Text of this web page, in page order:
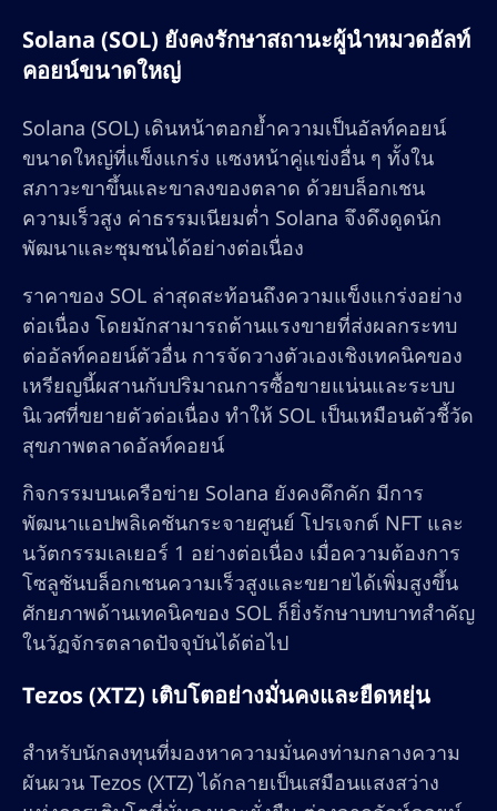
Solana (SOL) ยังคงรักษาสถานะผู้นำหมวดอัลท์
คอยน์ขนาดใหญ่
Solana (SOL) เดินหน้าตอกย้ำความเป็นอัลท์คอยน์
ขนาดใหญ่ที่แข็งแกร่ง แซงหน้าคู่แข่งอื่น ๆ ทั้งใน
สภาวะขาขึ้นและขาลงของตลาด ด้วยบล็อกเชน
ความเร็วสูง ค่าธรรมเนียมต่ำ Solana จึงดึงดูดนัก
พัฒนาและชุมชนได้อย่างต่อเนื่อง
ราคาของ SOL ล่าสุดสะท้อนถึงความแข็งแกร่งอย่าง
ต่อเนื่อง โดยมักสามารถต้านแรงขายที่ส่งผลกระทบ
ต่ออัลท์คอยน์ตัวอื่น การจัดวางตัวเองเชิงเทคนิคของ
เหรียญนี้ผสานกับปริมาณการซื้อขายแน่นและระบบ
นิเวศที่ขยายตัวต่อเนื่อง ทำให้ SOL เป็นเหมือนตัวชี้วัด
สุขภาพตลาดอัลท์คอยน์
กิจกรรมบนเครือข่าย Solana ยังคงคึกคัก มีการ
พัฒนาแอปพลิเคชันกระจายศูนย์ โปรเจกต์ NFT และ
นวัตกรรมเลเยอร์ 1 อย่างต่อเนื่อง เมื่อความต้องการ
โซลูชันบล็อกเชนความเร็วสูงและขยายได้เพิ่มสูงขึ้น
ศักยภาพด้านเทคนิคของ SOL ก็ยิ่งรักษาบทบาทสำคัญ
ในวัฏจักรตลาดปัจจุบันได้ต่อไป
Tezos (XTZ) เติบโตอย่างมั่นคงและยืดหยุ่น
สำหรับนักลงทุนที่มองหาความมั่นคงท่ามกลางความ
ผันผวน Tezos (XTZ) ได้กลายเป็นเสมือนแสงสว่าง